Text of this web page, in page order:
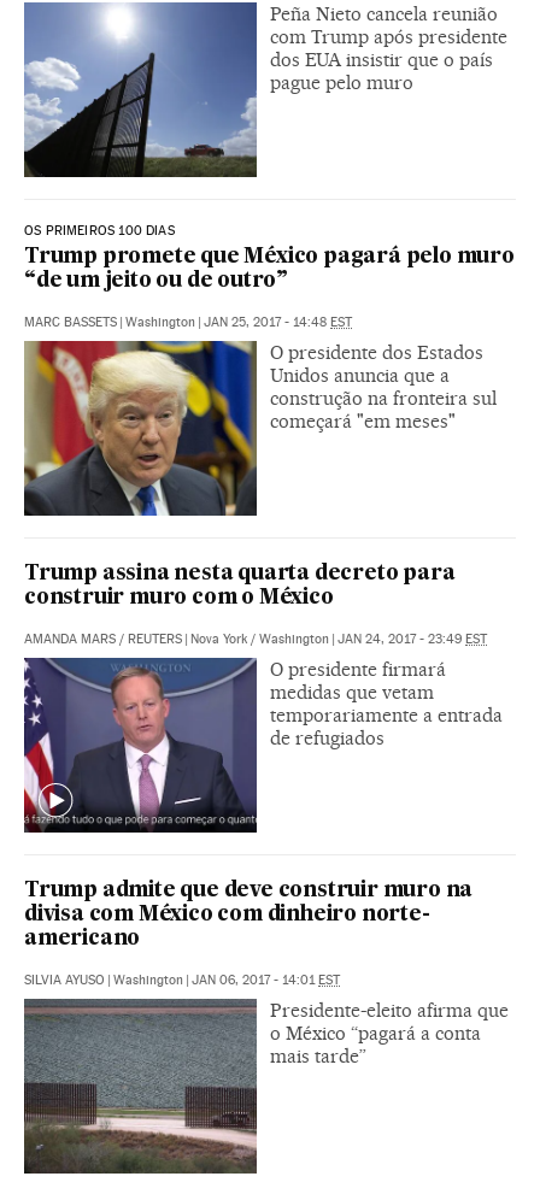
Peña Nieto cancela reunião
com Trump após presidente
dos EUA insistir que o país
pague pelo muro
OS PRIMEIROS 100 DIAS
Trump promete que México pagará pelo muro
“de um jeito ou de outro”
MARC BASSETS | Washington | JAN 25, 2017 - 14:48 EST
O presidente dos Estados
Unidos anuncia que a
construção na fronteira sul
começará "em meses"
Trump assina nesta quarta decreto para
construir muro com o México
AMANDA MARS / REUTERS | Nova York / Washington | JAN 24, 2017 - 23:49 EST
O presidente firmará
medidas que vetam
temporariamente a entrada
de refugiados
Trump admite que deve construir muro na
divisa com México com dinheiro norte-
americano
SILVIA AYUSO | Washington | JAN 06, 2017 - 14:01EST
Presidente-eleito afirma que
o México “pagará a conta
mais tarde”